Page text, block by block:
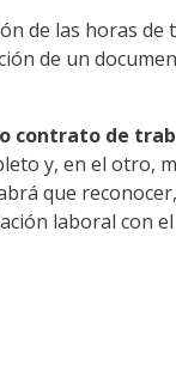
de las horas de
de un
contrato de
y, en el otro,
que
laboral con